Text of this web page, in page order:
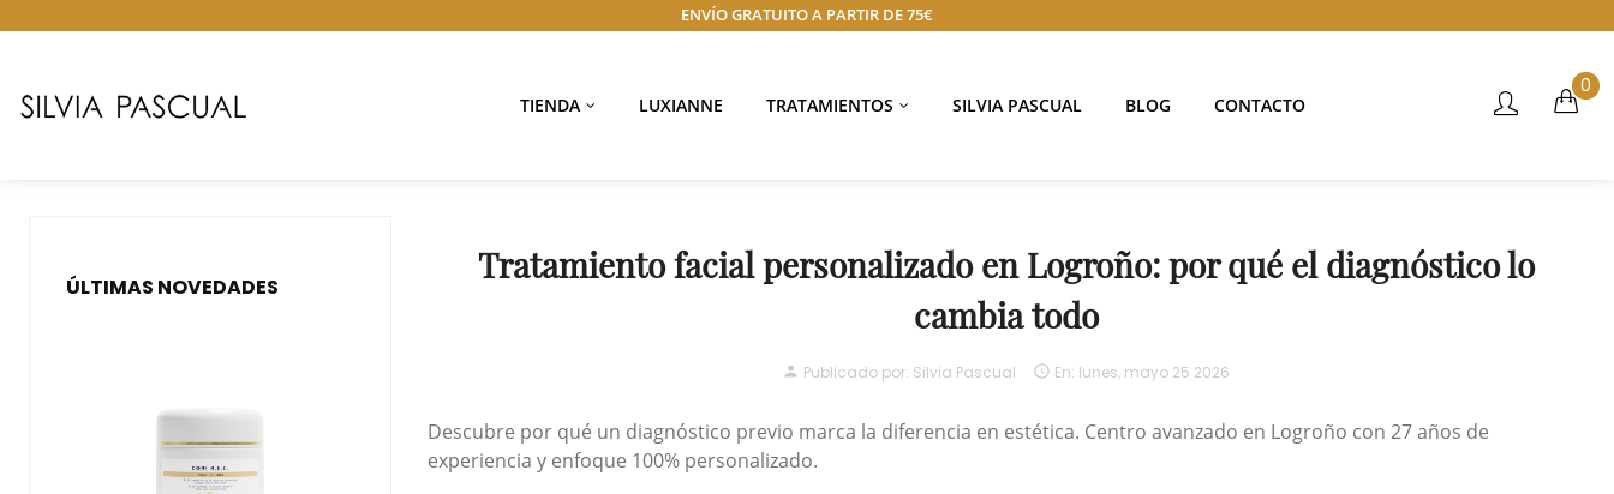
ENVÍO GRATUITO A PARTIR DE 75€
TIENDA LUXIANNE TRATAMIENTOS SILVIA PASCUAL BLOG CONTACTO
0
ÚLTIMAS NOVEDADES
Tratamiento facial personalizado en Logroño: por qué el diagnóstico lo
cambia todo
person Publicado por: Silvia Pascual  En: lunes, mayo 25 2026
Descubre por qué un diagnóstico previo marca la diferencia en estética. Centro avanzado en Logroño con 27 años de
experiencia y enfoque 100% personalizado.